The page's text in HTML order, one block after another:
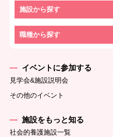
施設から探す
職種から探す
イベントに参加する
見学会&施設説明会
その他のイベント
施設をもっと知る
社会的養護施設一覧